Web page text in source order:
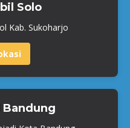
Solo
Kab. Sukoharjo
Bandung